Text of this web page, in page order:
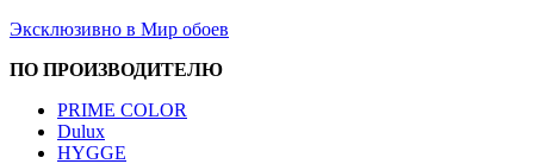
Эксклюзивно в Мир обоев
ПО ПРОИЗВОДИТЕЛЮ
PRIME COLOR
Dulux
HYGGE